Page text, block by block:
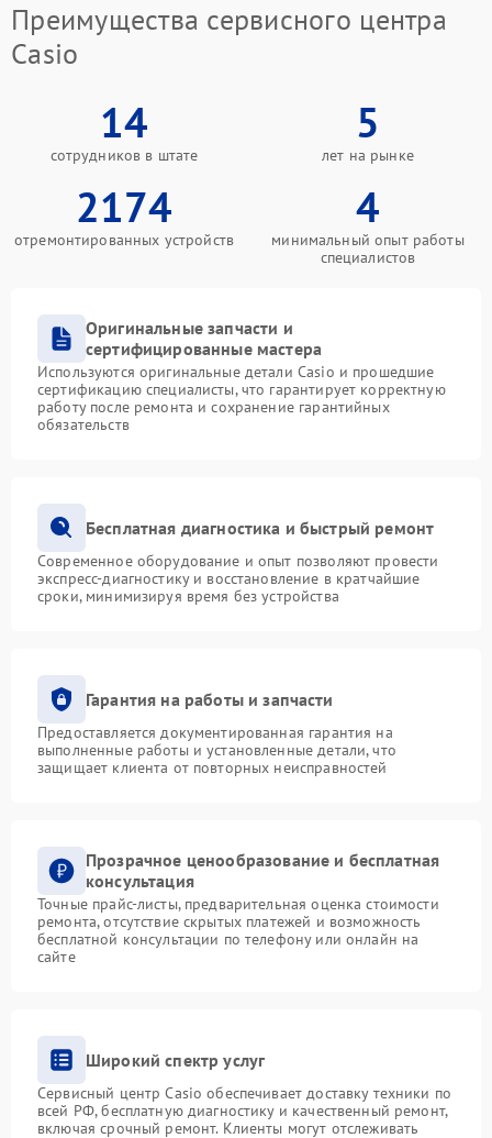
Преимущества сервисного центра
Casio
14
сотрудников в штате
5
лет на рынке
2174
отремонтированных устройств
4
минимальный опыт работы
специалистов
Оригинальные запчасти и
сертифицированные мастера
Используются оригинальные детали Casio и прошедшие
сертификацию специалисты, что гарантирует корректную
работу после ремонта и сохранение гарантийных
обязательств
Бесплатная диагностика и быстрый ремонт
Современное оборудование и опыт позволяют провести
экспресс-диагностику и восстановление в кратчайшие
сроки, минимизируя время без устройства
Гарантия на работы и запчасти
Предоставляется документированная гарантия на
выполненные работы и установленные детали, что
защищает клиента от повторных неисправностей
Прозрачное ценообразование и бесплатная
консультация
Точные прайс-листы, предварительная оценка стоимости
ремонта, отсутствие скрытых платежей и возможность
бесплатной консультации по телефону или онлайн на
сайте
Широкий спектр услуг
Сервисный центр Casio обеспечивает доставку техники по
всей РФ, бесплатную диагностику и качественный ремонт,
включая срочный ремонт. Клиенты могут отслеживать